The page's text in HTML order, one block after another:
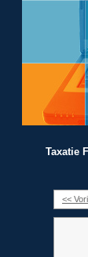
Taxatie
<<